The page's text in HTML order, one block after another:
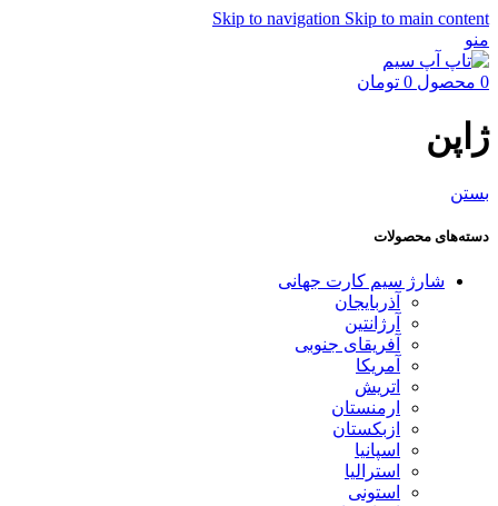
Skip to navigation Skip to main content
منو
0 محصول 0 تومان
ژاپن
بستن
دسته‌های محصولات
شارژ سیم کارت جهانی
آذربایجان
آرژانتین
آفریقای جنوبی
آمریکا
اتریش
ارمنستان
ازبکستان
اسپانیا
استرالیا
استونی